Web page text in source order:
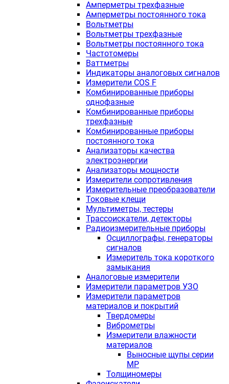
Амперметры трехфазные
Амперметры постоянного тока
Вольтметры
Вольтметры трехфазные
Вольтметры постоянного тока
Частотомеры
Ваттметры
Индикаторы аналоговых сигналов
Измерители COS F
Комбинированные приборы
однофазные
Комбинированные приборы
трехфазные
Комбинированные приборы
постоянного тока
Анализаторы качества
электроэнергии
Анализаторы мощности
Измерители сопротивления
Измерительные преобразователи
Токовые клещи
Мультиметры, тестеры
Трассоискатели, детекторы
Радиоизмерительные приборы
Осциллографы, генераторы
сигналов
Измеритель тока короткого
замыкания
Аналоговые измерители
Измерители параметров УЗО
Измерители параметров
материалов и покрытий
Твердомеры
Виброметры
Измерители влажности
материалов
Выносные щупы серии
МР
Толщиномеры